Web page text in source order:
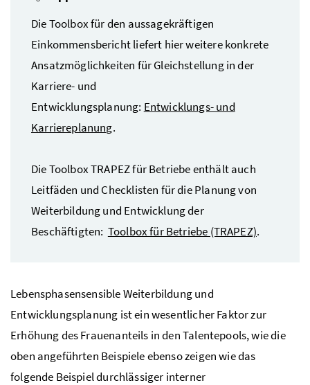
Die Toolbox für den aussagekräftigen
Einkommensbericht liefert hier weitere konkrete
Ansatzmöglichkeiten für Gleichstellung in der
Karriere- und
Entwicklungsplanung: Entwicklungs- und
Karriereplanung.
Die ToolboxTRAPEZfür Betriebe enthält auch
Leitfäden und Checklisten für die Planung von
Weiterbildung und Entwicklung der
Beschäftigten: Toolbox für Betriebe (TRAPEZ).
Lebensphasensensible Weiterbildung und
Entwicklungsplanung ist ein wesentlicher Faktor zur
Erhöhung des Frauenanteils in den Talentepools, wie die
oben angeführten Beispiele ebenso zeigen wie das
folgende Beispiel durchlässiger interner